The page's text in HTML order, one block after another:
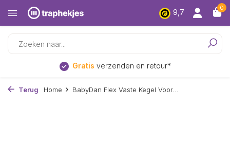
9,7
0
Gratis verzenden en retour*
Terug Home BabyDan Flex Vaste Kegel Voor...